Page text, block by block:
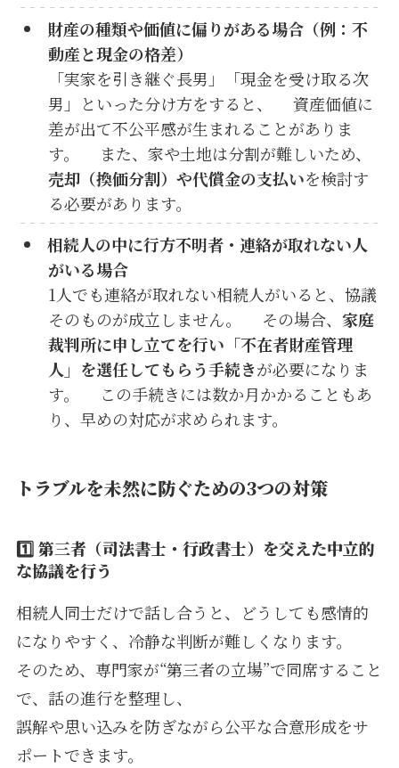
財産の種類や価値に偏りがある場合（例：不
動産と現金の格差）
「実家を引き継ぐ長男」「現金を受け取る次
男」といった分け方をすると、 資産価値に
差が出て不公平感が生まれることがありま
す。 また、家や土地は分割が難しいため、
売却（換価分割）や代償金の支払いを検討す
る必要があります。
相続人の中に行方不明者・連絡が取れない人
がいる場合
1人でも連絡が取れない相続人がいると、協議
そのものが成立しません。 その場合、 家庭
裁判所に申し立てを行い「不在者財産管理
人」を選任してもらう手続きが必要になりま
す。 この手続きには数か月かかることもあ
り、早めの対応が求められます。
トラブルを未然に防ぐための3つの対策
1️⃣第三者（司法書士・行政書士）を交えた中立的
な協議を行う
相続人同士だけで話し合うと、どうしても感情的
になりやすく、冷静な判断が難しくなります。
そのため、専門家が“第三者の立場”で同席すること
で、話の進行を整理し、
誤解や思い込みを防ぎながら公平な合意形成をサ
ポートできます。